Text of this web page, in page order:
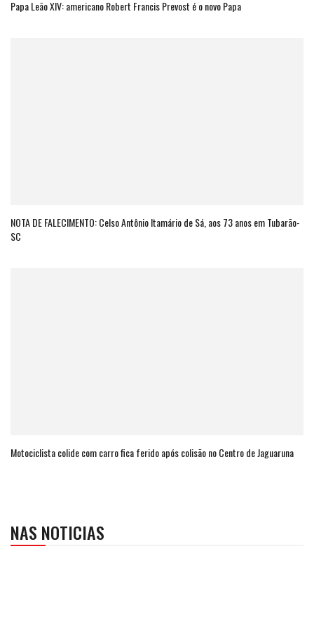
Papa Leão XIV: americano Robert Francis Prevost é o novo Papa
NOTA DE FALECIMENTO: Celso Antônio Itamário de Sá, aos 73 anos em Tubarão-
SC
Motociclista colide com carro fica ferido após colisão no Centro de Jaguaruna
NAS NOTICIAS